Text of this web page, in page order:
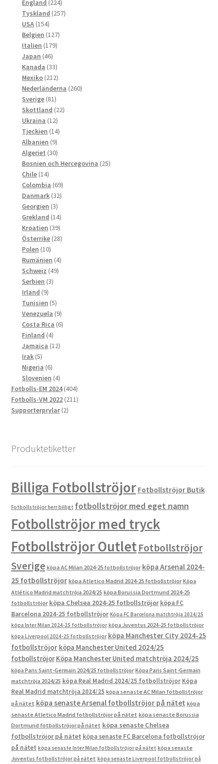
England 224224
produkter
Tyskland 257257
USA 154154
produkter
Belgien 127127
Italien 179179
Japan 4646
produkter
Kanada 3333
produkter
Mexiko 212212
produkter
Nederländerna 260260
Sverige 8181
produkter
Skottland 2222
Ukraina 1212
produkter
Tjeckien 1414
Albanien 99
produkter
Algeriet 3030
produkter
Bosnien och Hercegovina 2525
Chile 1414
produkter
Colombia 6969
produkter
Danmark 3232
Georgien 33
produkter
Grekland 1414
produkter
Kroatien 3939
produkter
Österrike 2828
Polen 1010
produkter
Rumänien 44
Schweiz 4949
Serbien 33
Irland 99
produkter
Tunisien 55
produkter
Venezuela 99
produkter
Costa Rica 66
Finland 44
produkter
Jamaica 1212
Irak 55
produkter
Nigeria 66
produkter
Slovenien 44
produkter
Fotbolls-EM 2024 404404
produkter
Fotbolls-VM 2022 211211
Supporterprylar 22
Produktetiketter
Billiga Fotbollströjor Fotbollströjor Butik
Fotbollströjor herr billigt fotbollströjor med eget namn
Fotbollströjor med tryck
Fotbollströjor OutletFotbollströjor
Sverige köpa AC Milan 2024-25 fotbollströjor köpa Arsenal 2024-
25 fotbollströjor köpa Atletico Madrid 2024-25 fotbollströjor Köpa
Atlético Madrid matchtröja 2024/25 köpa Borussia Dortmund 2024-25
fotbollströjor köpa Chelsea 2024-25 fotbollströjor köpa FC
Barcelona 2024-25 fotbollströjor Köpa FC Barcelona matchtröja 2024/25
köpa Inter Milan 2024-25 fotbollströjor köpa Juventus 2024-25 fotbollströjor
köpa Liverpool 2024-25 fotbollströjor köpa Manchester City 2024-25
fotbollströjor köpa Manchester United 2024/25
fotbollströjor Köpa Manchester United matchtröja 2024/25
köpa Paris Saint-Germain 2024/25 fotbollströjor Köpa Paris Saint-Germain
matchtröja 2024/25 köpa Real Madrid 2024/25 fotbollströjor Köpa
Real Madrid matchtröja 2024/25 köpa senaste AC Milan fotbollströjor
på nätet köpa senaste Arsenal fotbollströjor på nätet köpa
senaste Atletico Madrid fotbollströjor på nätet köpa senaste Borussia
Dortmund fotbollströjor på nätet köpa senaste Chelsea
fotbollströjor på nätet köpa senaste FC Barcelona fotbollströjor
på nätet köpa senaste Inter Milan fotbollströjor på nätet köpa senaste
Juventus fotbollströjor på nätet köpa senaste Liverpool fotbollströjor på